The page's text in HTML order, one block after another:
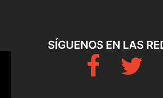
SÍGUENOS EN LAS
Twitter